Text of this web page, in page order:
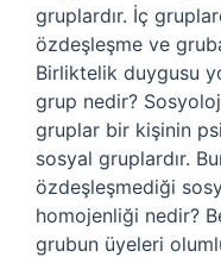
gruplardır. İç
özdeşleşme ve
Birliktelik duygusu
grup nedir?
gruplar bir kişinin
sosyal gruplardır.
özdeşleşmediği
homojenliği nedir?
grubun üyeleri